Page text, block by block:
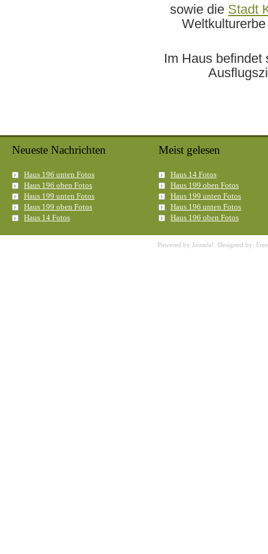
sowie die Stadt
Im Haus befindet
Neueste Nachrichten
Haus 196 unten Fotos
Haus 196 oben Fotos
Haus 199 unten Fotos
Haus 199 oben Fotos
Haus 14 Fotos
Meist gelesen
Haus 14 Fotos
Haus 199 oben Fotos
Haus 199 unten Fotos
Haus 196 unten Fotos
Haus 196 oben Fotos
Powered byJoomla! . Designed by: